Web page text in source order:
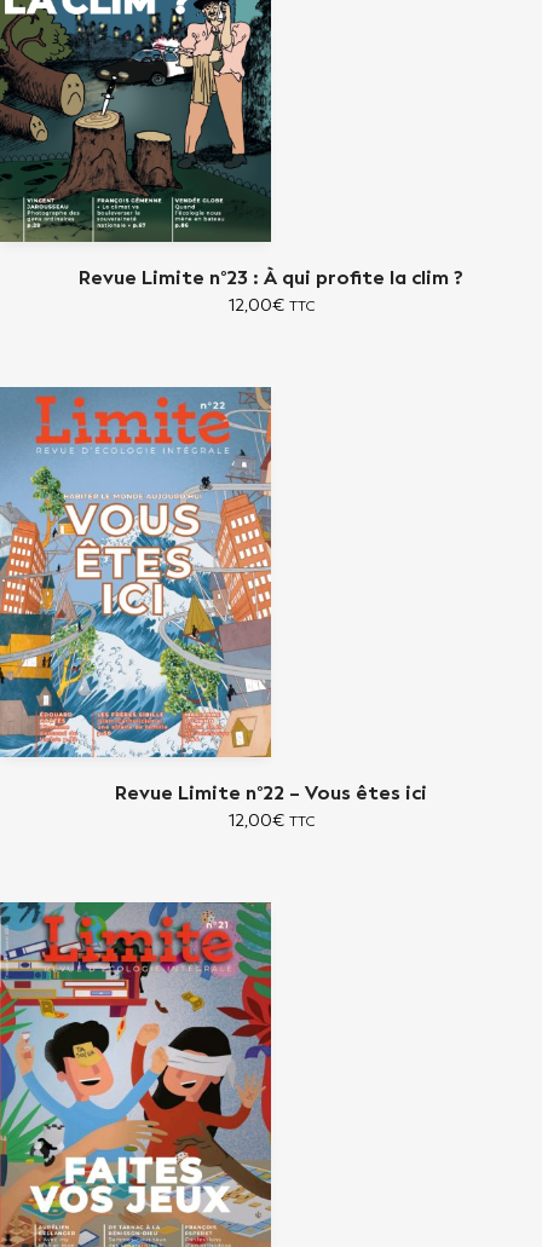
Revue Limite n°23 : À qui profite la clim ?
12,00€ TTC
Revue Limite n°22 – Vous êtes ici
12,00€ TTC